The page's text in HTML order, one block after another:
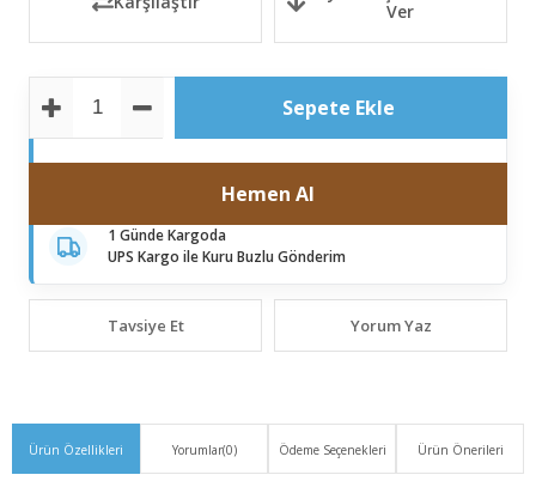
Ver
Tavsiye Et Yorum Yaz
Ürün Özellikleri Yorumlar(0) Ödeme Seçenekleri Ürün Önerileri